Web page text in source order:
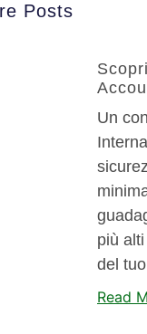
Posts
Un
più
del
Read